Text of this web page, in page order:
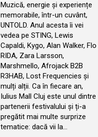
Muzică, energie și experiențe
memorabile, într-un cuvânt,
UNTOLD. Anul acesta îi vei
vedea pe STING, Lewis
Capaldi, Kygo, Alan Walker, Flo
RIDA, Zara Larsson,
Marshmello, Afrojack B2B
R3HAB, Lost Frequencies și
mulți alții. Ca în fiecare an,
Iulius Mall Cluj este unul dintre
partenerii festivalului și ți-a
pregătit mai multe surprize
tematice: dacă vii la…